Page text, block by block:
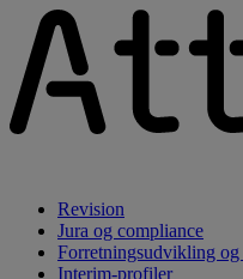
Revision
Jura og compliance
Forretningsudvikling og
Interim-profiler